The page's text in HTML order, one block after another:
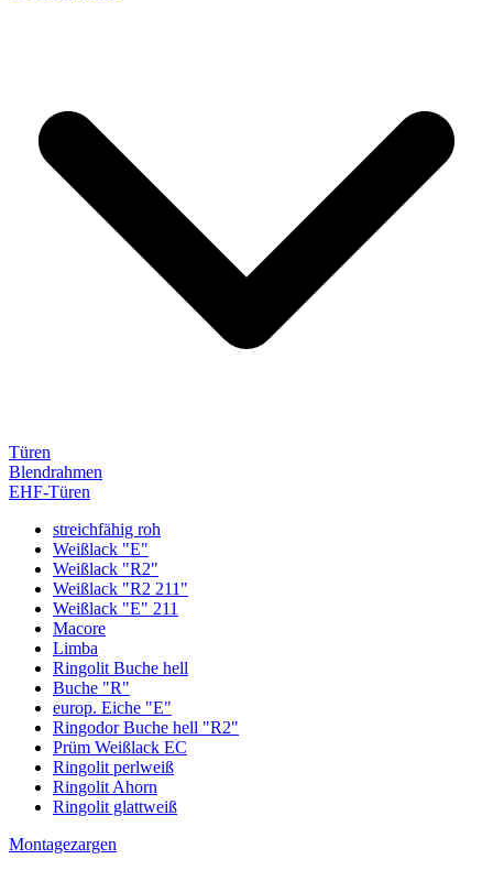
Türen
Blendrahmen
EHF-Türen
streichfähig roh
Weißlack "E"
Weißlack "R2"
Weißlack "R2 211"
Weißlack "E" 211
Macore
Limba
Ringolit Buche hell
Buche "R"
europ. Eiche "E"
Ringodor Buche hell "R2"
Prüm Weißlack EC
Ringolit perlweiß
Ringolit Ahorn
Ringolit glattweiß
Montagezargen